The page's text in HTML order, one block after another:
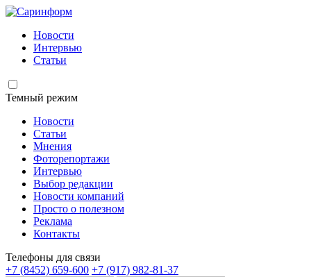
Новости
Интервью
Статьи
Темный режим
Новости
Статьи
Мнения
Фоторепортажи
Интервью
Выбор редакции
Новости компаний
Просто о полезном
Реклама
Контакты
Телефоны для связи
+7 (8452) 659-600 +7 (917) 982-81-37